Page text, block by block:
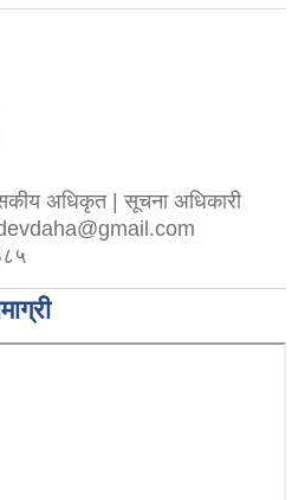
अधिकृत | सूचना अधिकारी